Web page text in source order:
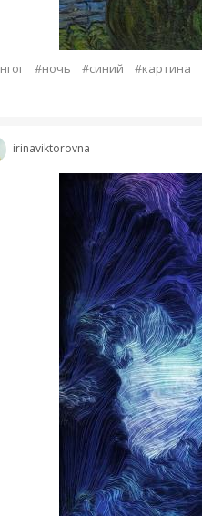
#ночь #синий #картина
irinaviktorovna